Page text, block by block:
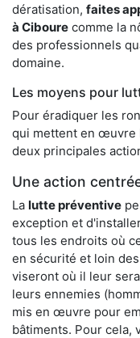
dératisation, faites
à Ciboure comme la
des professionnels
domaine.
Les moyens pour
Pour éradiquer les
qui mettent en œuvre
deux principales
Une action
La lutte préventive
exception et
tous les endroits où
en sécurité et loin
viseront où il leur
leurs ennemies
mis en œuvre pour
bâtiments. Pour cela,